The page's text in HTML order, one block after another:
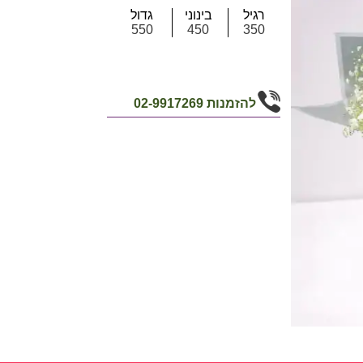
רגיל
350
בינוני
450
גדול
550
להזמנות02-9917269